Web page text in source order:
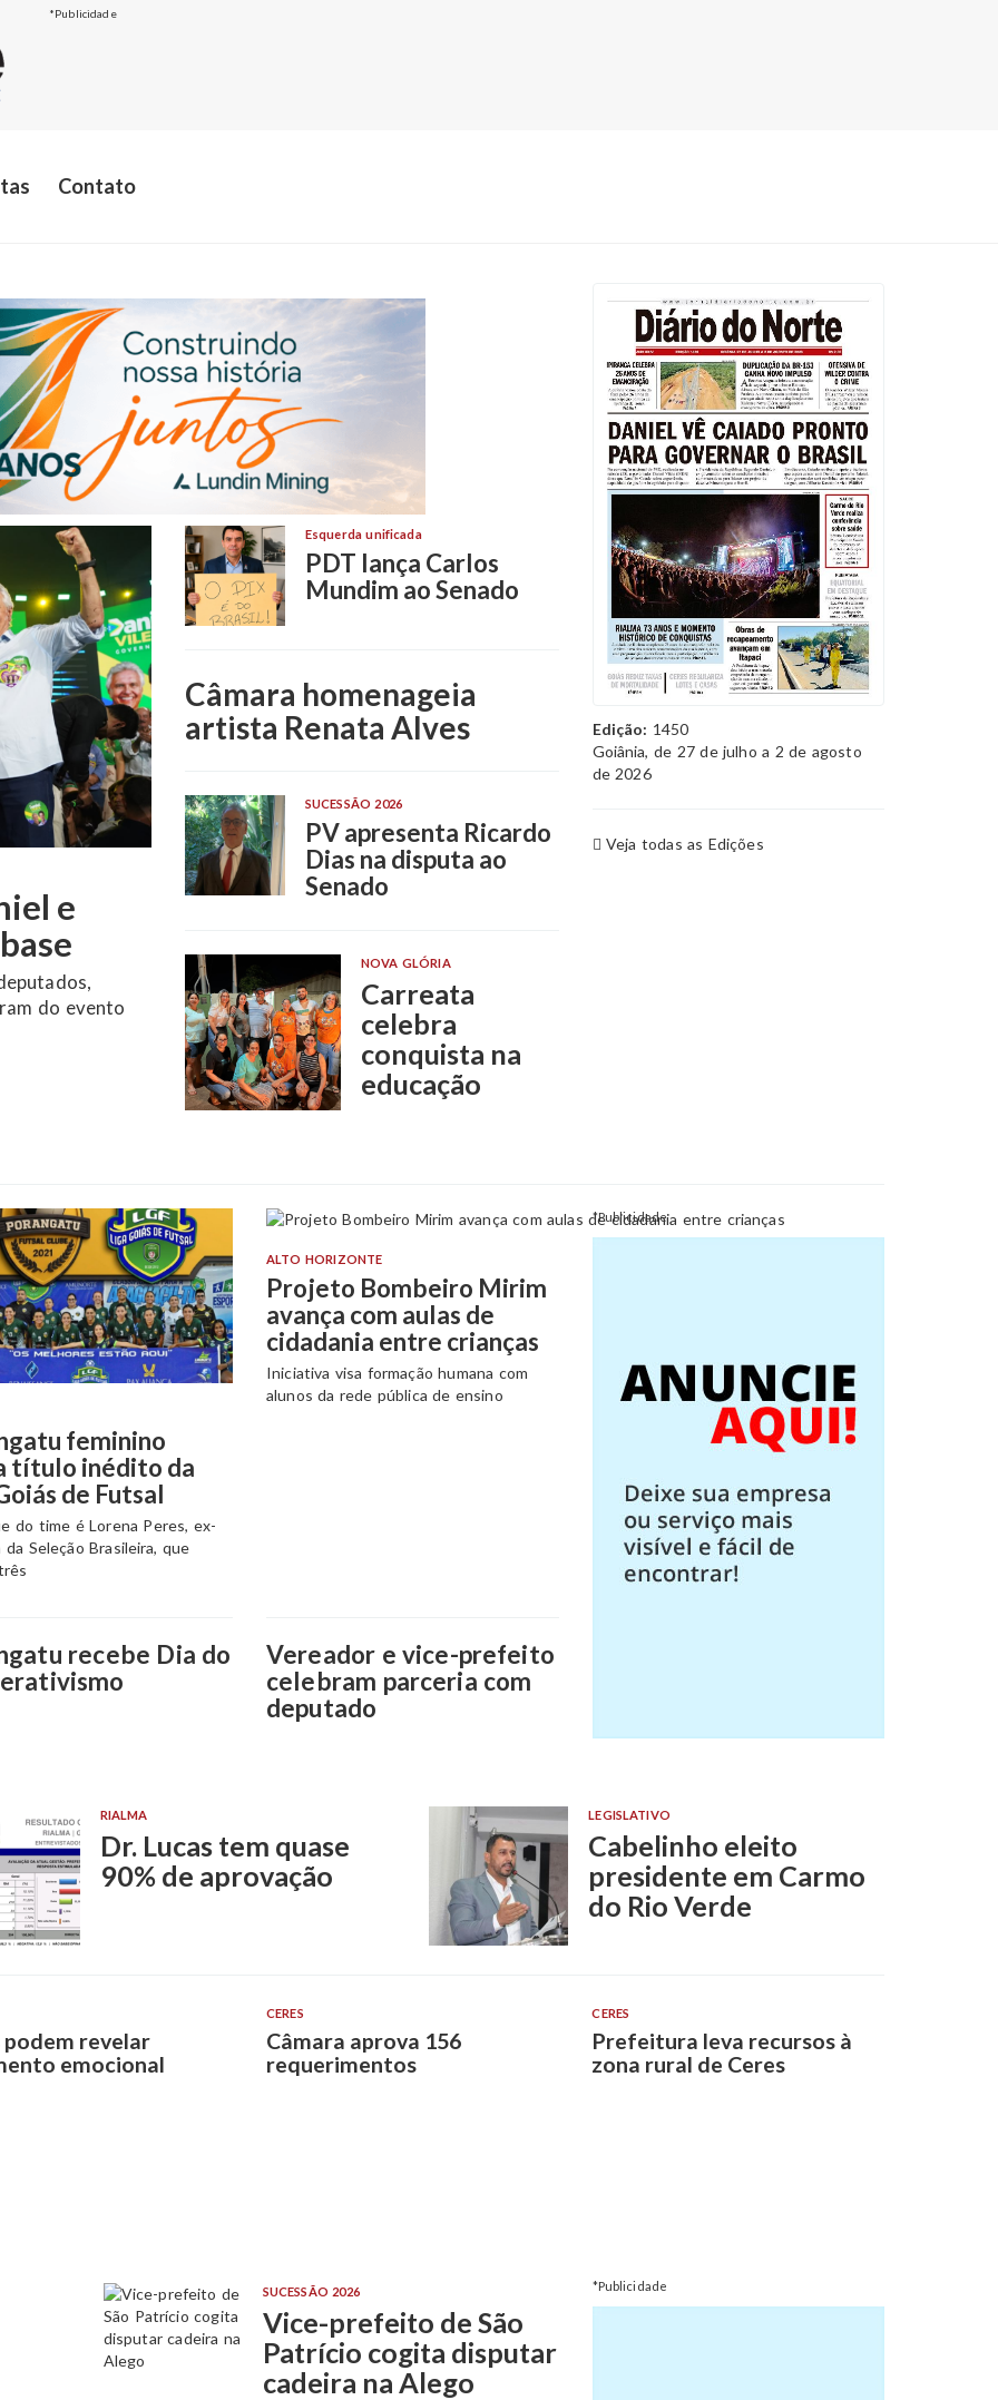
*Publicidade
Contato
ao
Esquerda unificada
PDT lança Carlos
Mundim ao Senado
Câmara homenageia
artista Renata Alves
SUCESSÃO 2026
PV apresenta Ricardo
Dias na disputa ao
Senado
NOVA GLÓRIA
Carreata
celebra
conquista na
educação
Edição: 1450
Goiânia, de 27 de julho a 2 de agosto
de 2026
Veja todas as Edições
feminino
título inédito da
de Futsal
do time é Lorena Peres, ex-
da Seleção Brasileira, que
ALTO HORIZONTE
Projeto Bombeiro Mirim
avança com aulas de
cidadania entre crianças
Iniciativa visa formação humana com
alunos da rede pública de ensino
recebe Dia do
Vereador e vice-prefeito
celebram parceria com
deputado
*Publicidade
RIALMA
Dr. Lucas tem quase
90% de aprovação
LEGISLATIVO
Cabelinho eleito
presidente em Carmo
do Rio Verde
podem revelar
emocional
CERES
Câmara aprova 156
requerimentos
CERES
Prefeitura leva recursos à
zona rural de Ceres
SUCESSÃO 2026
Vice-prefeito de São
Patrício cogita disputar
cadeira na Alego
*Publicidade